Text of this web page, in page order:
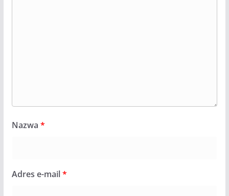
Nazwa *
Adres e-mail*